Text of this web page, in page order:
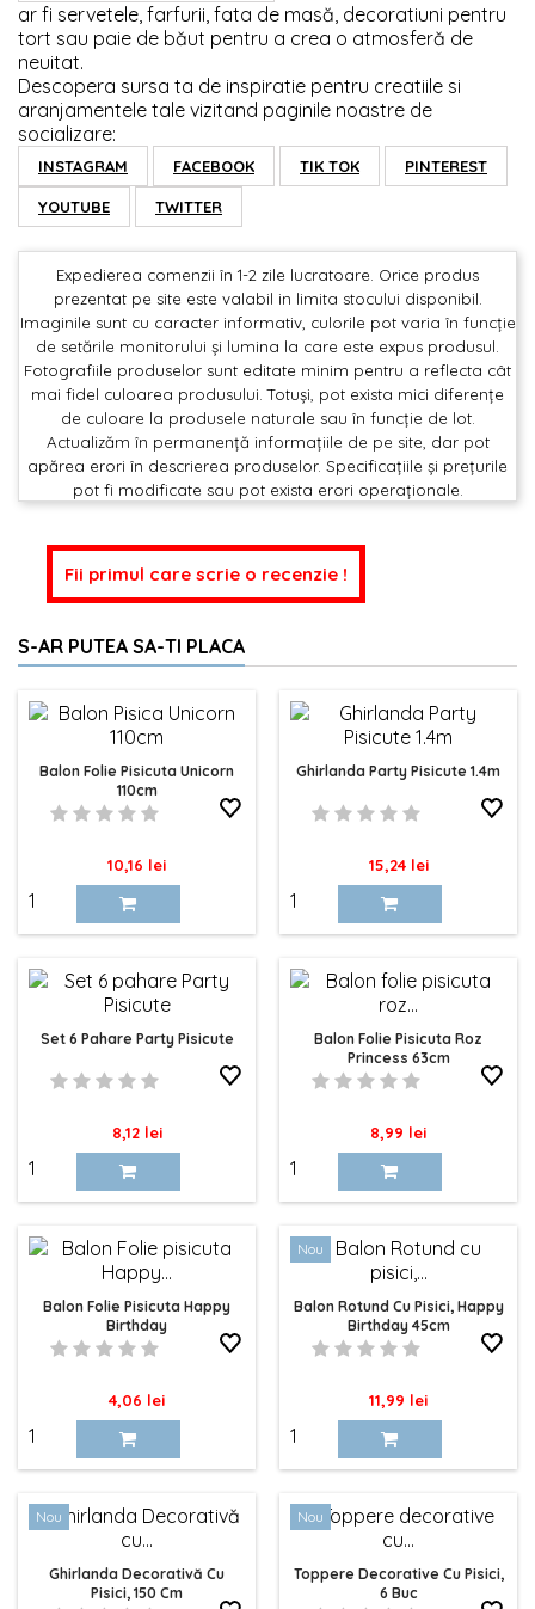
ar fi servetele, farfurii, fata de masă, decoratiuni pentru
tort sau paie de băut pentru a crea o atmosferă de
neuitat.
Descopera sursa ta de inspiratie pentru creatiile si
aranjamentele tale vizitand paginile noastre de
socializare:
INSTAGRAM FACEBOOK TIK TOK PINTEREST
YOUTUBE TWITTER
Expedierea comenzii în 1-2 zile lucratoare. Orice produs
prezentat pe site este valabil in limita stocului disponibil.
Imaginile sunt cu caracter informativ, culorile pot varia în funcție
de setările monitorului și lumina la care este expus produsul.
Fotografiile produselor sunt editate minim pentru a reflecta cât
mai fidel culoarea produsului. Totuși, pot exista mici diferențe
de culoare la produsele naturale sau în funcție de lot.
Actualizăm în permanență informațiile de pe site, dar pot
apărea erori în descrierea produselor. Specificațiile și prețurile
pot fi modificate sau pot exista erori operaționale.
Fii primul care scrie o recenzie !
S-AR PUTEA SA-TI PLACA
Balon Folie Pisicuta Unicorn
110cm
Pret
10,16 lei
Ghirlanda Party Pisicute 1.4m
Pret
15,24 lei
Set 6 Pahare Party Pisicute
Pret
8,12 lei
Balon Folie Pisicuta Roz
Princess 63cm
Pret
8,99 lei
Balon Folie Pisicuta Happy
Birthday
Pret
4,06 lei
Nou
Balon Rotund Cu Pisici, Happy
Birthday 45cm
Pret
11,99 lei
Nou
Ghirlanda Decorativă Cu
Pisici, 150 Cm
Nou
Toppere Decorative Cu Pisici,
6 Buc